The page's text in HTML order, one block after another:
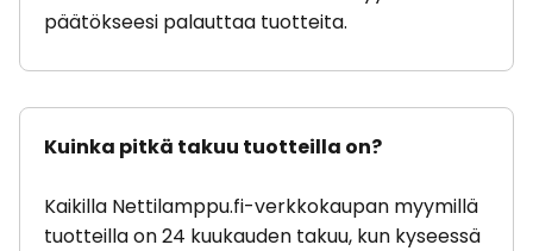
päätökseesi palauttaa tuotteita.
Kuinka pitkä takuu tuotteilla on?
Kaikilla Nettilamppu.fi-verkkokaupan myymillä
tuotteilla on 24 kuukauden takuu, kun kyseessä